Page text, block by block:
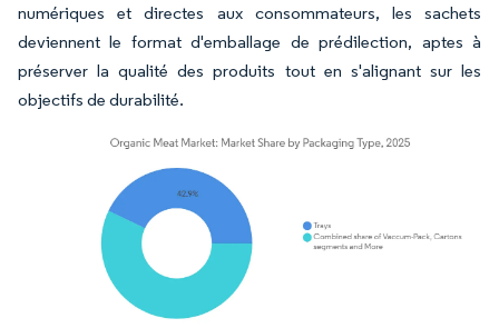
numériques et directes aux consommateurs, les sachets
deviennent le format d'emballage de prédilection, aptes à
préserver la qualité des produits tout en s'alignant sur les
objectifs de durabilité.